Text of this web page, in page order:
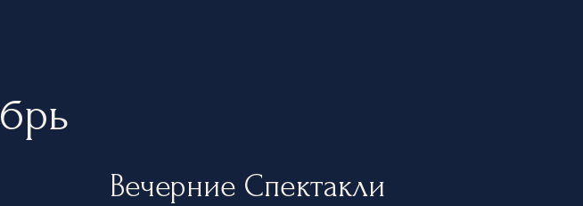
Вечерние Спектакли